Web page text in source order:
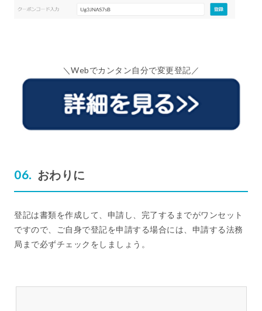
＼Webでカンタン自分で変更登記／
おわりに
登記は書類を作成して、申請し、完了するまでがワンセット
ですので、ご自身で登記を申請する場合には、申請する法務
局まで必ずチェックをしましょう。